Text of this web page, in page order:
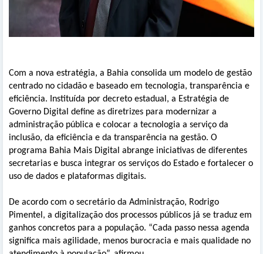
Com a nova estratégia, a Bahia consolida um modelo de gestão
centrado no cidadão e baseado em tecnologia, transparência e
eficiência. Instituída por decreto estadual, a Estratégia de
Governo Digital define as diretrizes para modernizar a
administração pública e colocar a tecnologia a serviço da
inclusão, da eficiência e da transparência na gestão. O
programa Bahia Mais Digital abrange iniciativas de diferentes
secretarias e busca integrar os serviços do Estado e fortalecer o
uso de dados e plataformas digitais.
De acordo com o secretário da Administração, Rodrigo
Pimentel, a digitalização dos processos públicos já se traduz em
ganhos concretos para a população. “Cada passo nessa agenda
significa mais agilidade, menos burocracia e mais qualidade no